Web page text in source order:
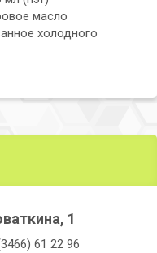
масло
холодного
1
61 22 96